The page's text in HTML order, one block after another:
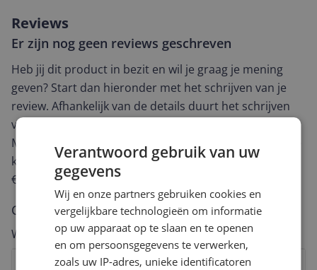
Reviews
Er zijn nog geen reviews geschreven
Heb jij dit product in bezit en wil je graag je mening
geven? Start dan hieronder met het schrijven van je
review. Afhankelijk van de details duurt het schrijven
van een review gemiddeld tussen de 3 en 10 minuten.
Met jouw mening help je andere bezoekers een betere
keuze te maken én maak je iedere maand kans op
€250,-!
Klik hier voor de actievoorwaarden.
Cijfer
Welk cijfer geef jij dit product?
8
7
6
5
4
3
2
Verantwoord gebruik van uw
gegevens
Wij en onze partners gebruiken cookies en
vergelijkbare technologieën om informatie
op uw apparaat op te slaan en te openen
en om persoonsgegevens te verwerken,
zoals uw IP-adres, unieke identificatoren